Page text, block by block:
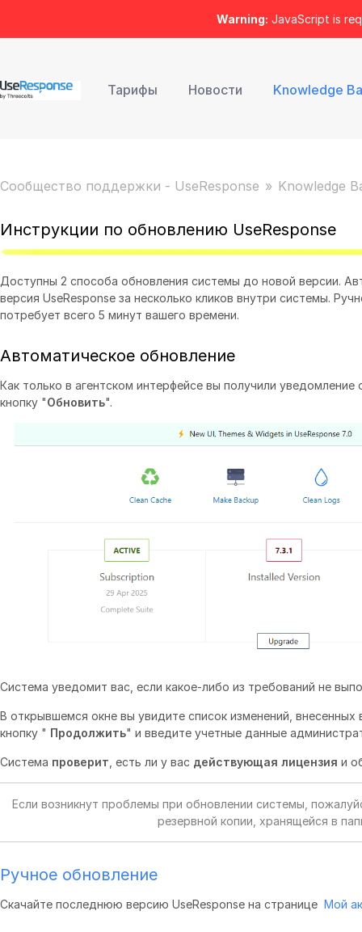
Warning: JavaScript is
Тарифы Новости Knowledge
Сообщество поддержки - UseResponse Knowledge
Инструкции по обновлению UseResponse
Доступны 2 способа обновления системы до новой версии.
версия UseResponse за несколько кликов внутри системы.
потребует всего 5 минут вашего времени.
Автоматическое обновление
Как только в агентском интерфейсе вы получили
кнопку "Обновить".
Система уведомит вас, если какое-либо из требований не
В открывшемся окне вы увидите список изменений,
кнопку " Продолжить" и введите учетные данные
Система проверит , есть ли у вас действующая лицензия и
Если возникнут проблемы при обновлении системы,
резервной копии, хранящейся в
Ручное обновление
Скачайте последнюю версию UseResponse на странице Мой